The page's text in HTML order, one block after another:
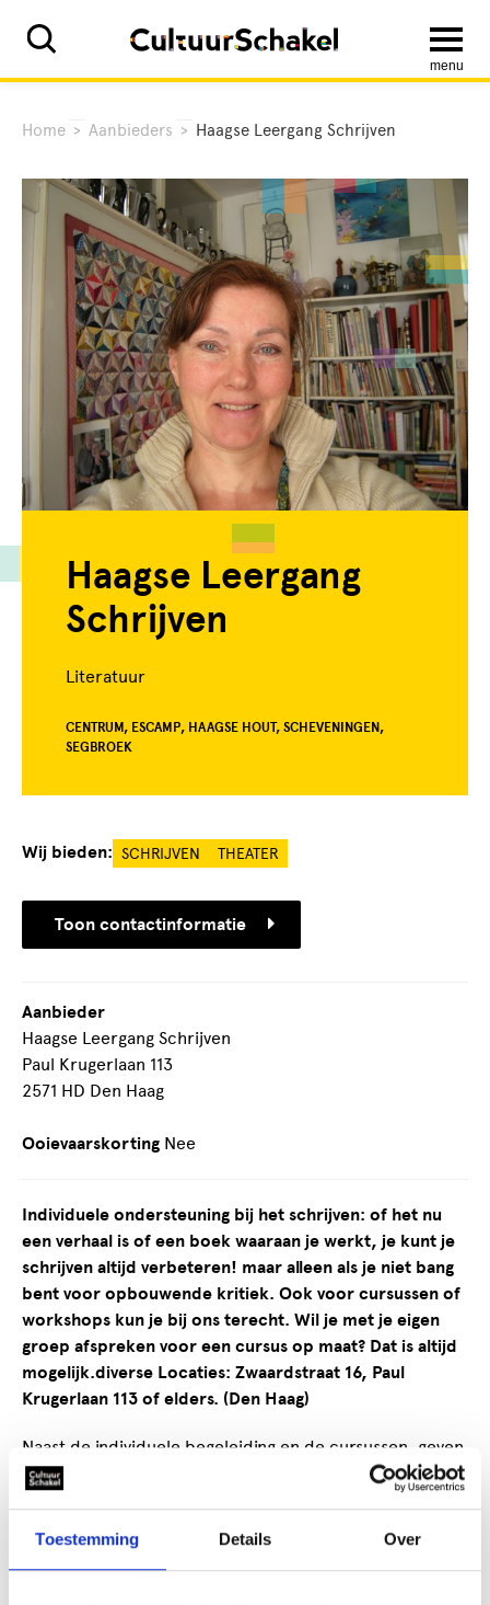
Toestemming Details Over
menu
Home > Aanbieders > Haagse Leergang Schrijven
Haagse Leergang
Schrijven
Literatuur
CENTRUM, ESCAMP, HAAGSE HOUT, SCHEVENINGEN,
SEGBROEK
Individuele ondersteuning bij het schrijven: of het nu
een verhaal is of een boek waaraan je werkt, je kunt je
schrijven altijd verbeteren! maar alleen als je niet bang
bent voor opbouwende kritiek. Ook voor cursussen of
workshops kun je bij ons terecht. Wil je met je eigen
groep afspreken voor een cursus op maat? Dat is altijd
mogelijk.diverse Locaties: Zwaardstraat 16, Paul
Krugerlaan 113 of elders. (Den Haag)
Naast de individuele begeleiding en de cursussen, geven
we ook elke zomer een zomerschrijfweek aan een groep
van minimaal zes, maximaal twaalf deelnemers, meestal
autobiografische, de andere keer richten we ons meer
op fictie. (Maar blijkt schrijven niet altijd meer
Wij bieden: SCHRIJVEN THEATER
Toon contactinformatie
Aanbieder
Haagse Leergang Schrijven
Paul Krugerlaan 113
2571 HD Den Haag
Ooievaarskorting Nee